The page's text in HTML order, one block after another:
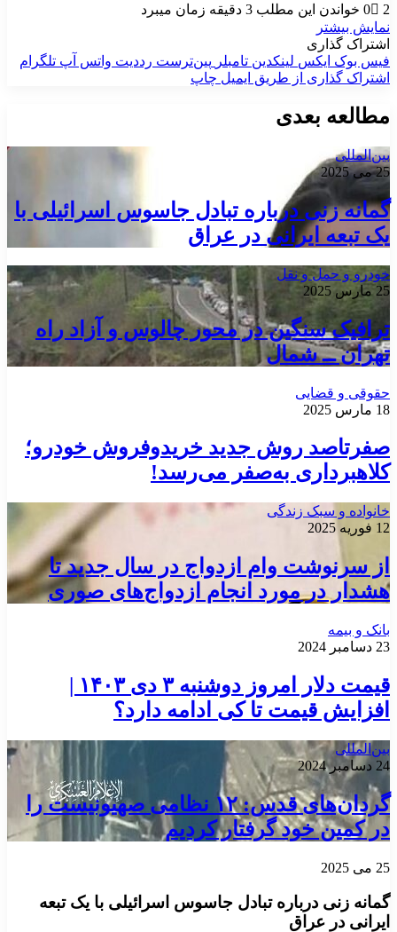
0
2
خواندن این مطلب 3 دقیقه زمان میبرد
نمایش بیشتر
اشتراک گذاری
فیس بوک ایکس لینکدین ‫تامبلر ‫پین‌ترست ‫رددیت واتس آپ تلگرام
اشتراک گذاری از طریق ایمیل چاپ
مطالعه بعدی
بین‌المللی
25 می 2025
گمانه زنی درباره تبادل جاسوس اسرائیلی با
یک تبعه ایرانی در عراق
خودرو و حمل و نقل
25 مارس 2025
ترافیک سنگین در محور چالوس و آزاد راه
تهران ــ شمال
حقوقی و قضایی
18 مارس 2025
صفرتاصد روش جدید خریدوفروش خودرو؛
کلاهبرداری به‌صفر می‌رسد!
خانواده و سبک زندگی
12 فوریه 2025
از سرنوشت وام ازدواج در سال جدید تا
هشدار در مورد انجام ازدواج‌های صوری
بانک و بیمه
23 دسامبر 2024
افزایش قیمت تا کی ادامه دارد؟
بین‌المللی
24 دسامبر 2024
گردان‌های قدس: ۱۲ نظامی صهیونیست را
در کمین خود گرفتار کردیم
25 می 2025
گمانه زنی درباره تبادل جاسوس اسرائیلی با یک تبعه
ایرانی در عراق